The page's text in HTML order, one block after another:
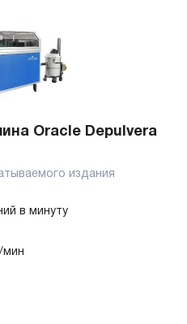
Oracle Depulvera
издания
в минуту
мин